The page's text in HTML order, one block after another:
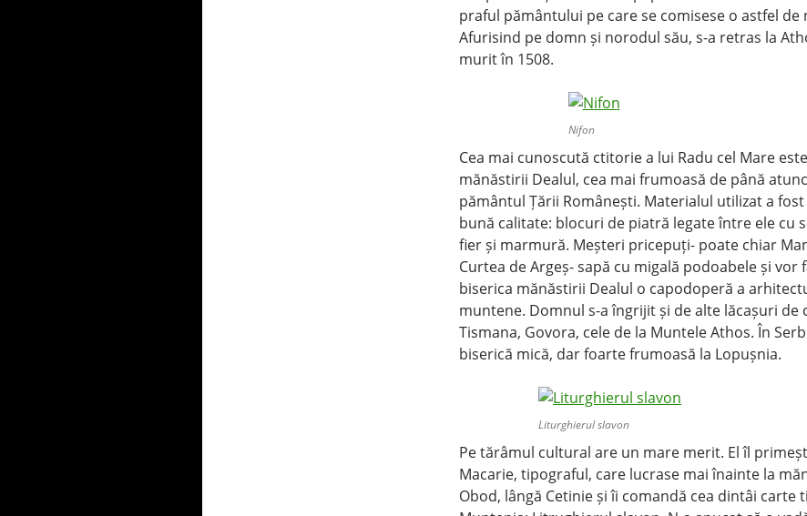
praful pământului pe care se comisese o astfel de
Afurisind pe domn și norodul său, s-a retras la
murit în 1508.
Nifon
Cea mai cunoscută ctitorie a lui Radu cel Mare
mănăstirii Dealul, cea mai frumoasă de până
pământul Țării Românești. Materialul utilizat a fost
bună calitate: blocuri de piatră legate între ele cu
fier și marmură. Meșteri pricepuți- poate chiar
Curtea de Argeș- sapă cu migală podoabele și vor
biserica mănăstirii Dealul o capodoperă a
muntene. Domnul s-a îngrijit și de alte lăcașuri de
Tismana, Govora, cele de la Muntele Athos. În
biserică mică, dar foarte frumoasă la Lopușnia.
Liturghierul slavon
Pe tărâmul cultural are un mare merit. El îl
Macarie, tipograful, care lucrase mai înainte la
Obod, lângă Cetinie și îi comandă cea dintâi carte